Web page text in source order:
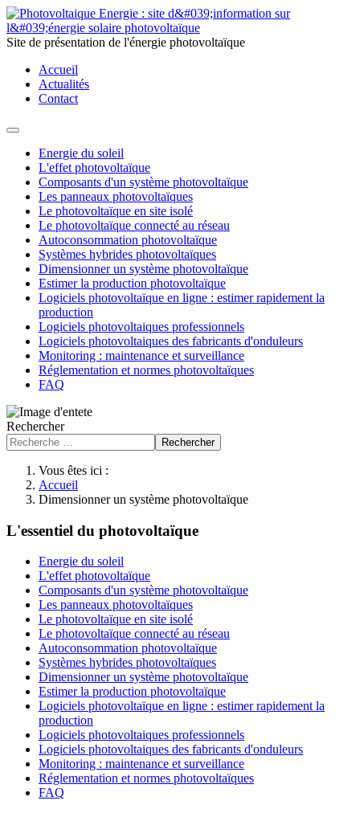
Site de présentation de l'énergie photovoltaïque
Accueil
Actualités
Contact
Energie du soleil
L'effet photovoltaïque
Composants d'un système photovoltaïque
Les panneaux photovoltaïques
Le photovoltaïque en site isolé
Le photovoltaïque connecté au réseau
Autoconsommation photovoltaïque
Systèmes hybrides photovoltaïques
Dimensionner un système photovoltaïque
Estimer la production photovoltaïque
Logiciels photovoltaïque en ligne : estimer rapidement la
production
Logiciels photovoltaiques professionnels
Logiciels photovoltaiques des fabricants d'onduleurs
Monitoring : maintenance et surveillance
Réglementation et normes photovoltaïques
FAQ
Rechercher
Rechercher
Vous êtes ici :
Accueil
Dimensionner un système photovoltaïque
L'essentiel du photovoltaïque
Energie du soleil
L'effet photovoltaïque
Composants d'un système photovoltaïque
Les panneaux photovoltaïques
Le photovoltaïque en site isolé
Le photovoltaïque connecté au réseau
Autoconsommation photovoltaïque
Systèmes hybrides photovoltaïques
Dimensionner un système photovoltaïque
Estimer la production photovoltaïque
Logiciels photovoltaïque en ligne : estimer rapidement la
production
Logiciels photovoltaiques professionnels
Logiciels photovoltaiques des fabricants d'onduleurs
Monitoring : maintenance et surveillance
Réglementation et normes photovoltaïques
FAQ